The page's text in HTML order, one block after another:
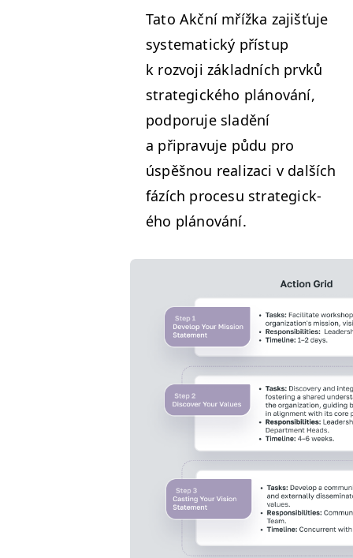
Tato Akční mříž­ka zajišťu­je
sys­tem­at­ický příst­up
k rozvo­ji zák­lad­ních prvků
strate­gick­ého plánování,
pod­poru­je sladění
a připravu­je půdu pro
úspěš­nou real­izaci v dalších
fázích pro­ce­su strate­gick­
ého plánování.